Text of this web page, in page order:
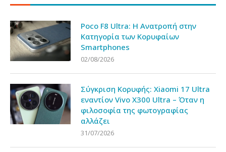
ΠΡΟΣΦΑΤΕΣ ΠΑΡΟΥΣΙΑΣΕΙΣ
Poco F8 Ultra: Η Ανατροπή στην
Κατηγορία των Κορυφαίων
Smartphones
Σύγκριση Κορυφής: Xiaomi 17 Ultra
εναντίον Vivo X300 Ultra – Όταν η
φιλοσοφία της φωτογραφίας
αλλάζει